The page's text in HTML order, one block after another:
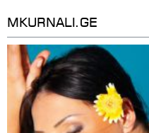
სამართალი
MKURNALI.GE